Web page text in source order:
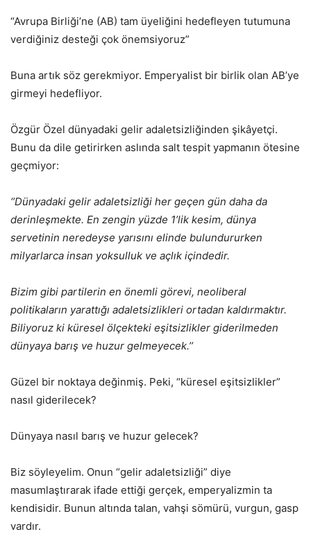
“Avrupa Birliği’ne (AB) tam üyeliğini hedefleyen tutumuna
verdiğiniz desteği çok önemsiyoruz”
Buna artık söz gerekmiyor. Emperyalist bir birlik olan AB’ye
girmeyi hedefliyor.
Özgür Özel dünyadaki gelir adaletsizliğinden şikâyetçi.
Bunu da dile getirirken aslında salt tespit yapmanın ötesine
geçmiyor:
‘’Dünyadaki gelir adaletsizliği her geçen gün daha da
derinleşmekte. En zengin yüzde 1’lik kesim, dünya
servetinin neredeyse yarısını elinde bulundururken
milyarlarca insan yoksulluk ve açlık içindedir.
Bizim gibi partilerin en önemli görevi, neoliberal
politikaların yarattığı adaletsizlikleri ortadan kaldırmaktır.
Biliyoruz ki küresel ölçekteki eşitsizlikler giderilmeden
dünyaya barış ve huzur gelmeyecek.’’
Güzel bir noktaya değinmiş. Peki, “küresel eşitsizlikler”
nasıl giderilecek?
Dünyaya nasıl barış ve huzur gelecek?
Biz söyleyelim. Onun “gelir adaletsizliği” diye
masumlaştırarak ifade ettiği gerçek, emperyalizmin ta
kendisidir. Bunun altında talan, vahşi sömürü, vurgun, gasp
vardır.